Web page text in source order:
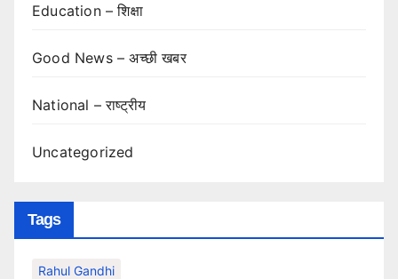
Education – शिक्षा
Good News – अच्छी खबर
National – राष्ट्रीय
Uncategorized
Tags
Rahul Gandhi